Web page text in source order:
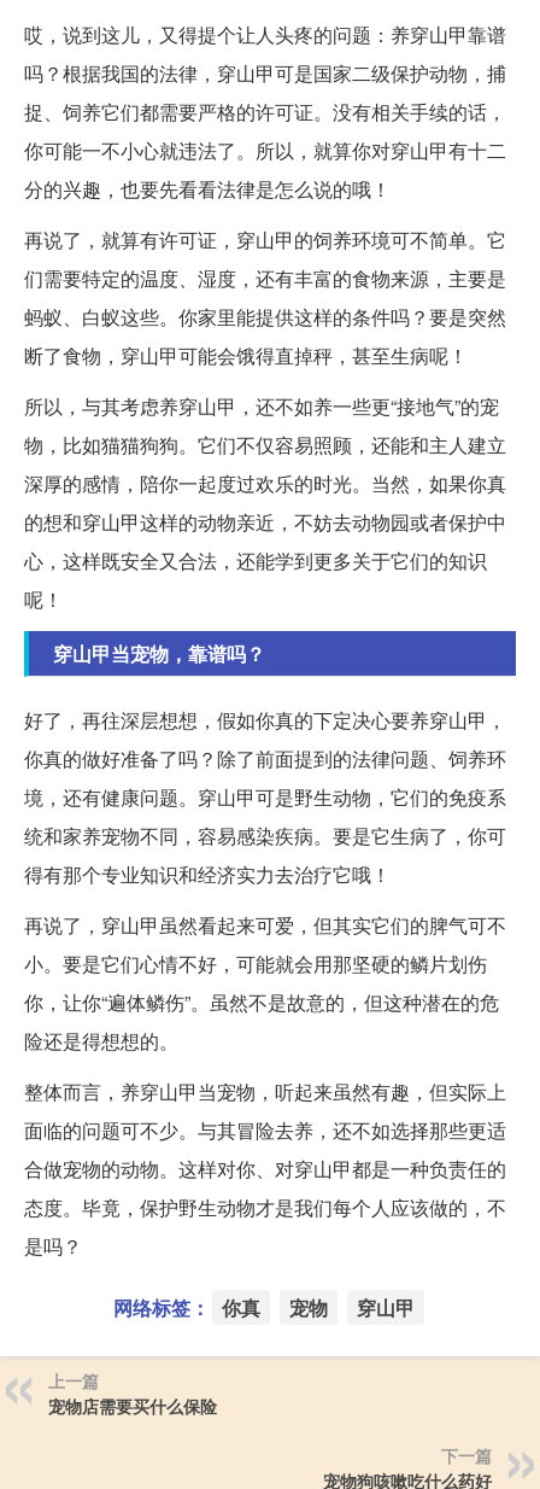
哎，说到这儿，又得提个让人头疼的问题：养穿山甲靠谱
吗？根据我国的法律，穿山甲可是国家二级保护动物，捕
捉、饲养它们都需要严格的许可证。没有相关手续的话，
你可能一不小心就违法了。所以，就算你对穿山甲有十二
分的兴趣，也要先看看法律是怎么说的哦！
再说了，就算有许可证，穿山甲的饲养环境可不简单。它
们需要特定的温度、湿度，还有丰富的食物来源，主要是
蚂蚁、白蚁这些。你家里能提供这样的条件吗？要是突然
断了食物，穿山甲可能会饿得直掉秤，甚至生病呢！
所以，与其考虑养穿山甲，还不如养一些更“接地气”的宠
物，比如猫猫狗狗。它们不仅容易照顾，还能和主人建立
深厚的感情，陪你一起度过欢乐的时光。当然，如果你真
的想和穿山甲这样的动物亲近，不妨去动物园或者保护中
心，这样既安全又合法，还能学到更多关于它们的知识
呢！
穿山甲当宠物，靠谱吗？
好了，再往深层想想，假如你真的下定决心要养穿山甲，
你真的做好准备了吗？除了前面提到的法律问题、饲养环
境，还有健康问题。穿山甲可是野生动物，它们的免疫系
统和家养宠物不同，容易感染疾病。要是它生病了，你可
得有那个专业知识和经济实力去治疗它哦！
再说了，穿山甲虽然看起来可爱，但其实它们的脾气可不
小。要是它们心情不好，可能就会用那坚硬的鳞片划伤
你，让你“遍体鳞伤”。虽然不是故意的，但这种潜在的危
险还是得想想的。
整体而言，养穿山甲当宠物，听起来虽然有趣，但实际上
面临的问题可不少。与其冒险去养，还不如选择那些更适
合做宠物的动物。这样对你、对穿山甲都是一种负责任的
态度。毕竟，保护野生动物才是我们每个人应该做的，不
是吗？
网络标签： 你真 宠物 穿山甲
上一篇
宠物店需要买什么保险
下一篇
宠物狗咳嗽吃什么药好